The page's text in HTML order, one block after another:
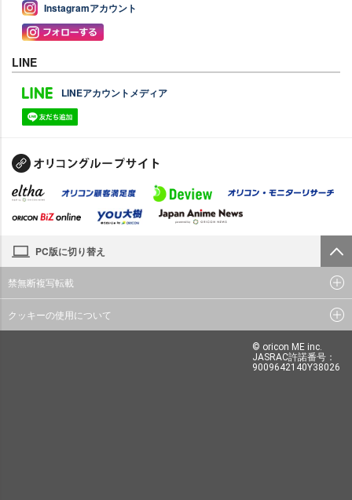
Instagramアカウント
LINE
LINEアカウントメディア
PC版に切り替え
禁無断複写転載
クッキーの使用について
© oricon ME inc.
JASRAC許諾番号：
9009642140Y38026